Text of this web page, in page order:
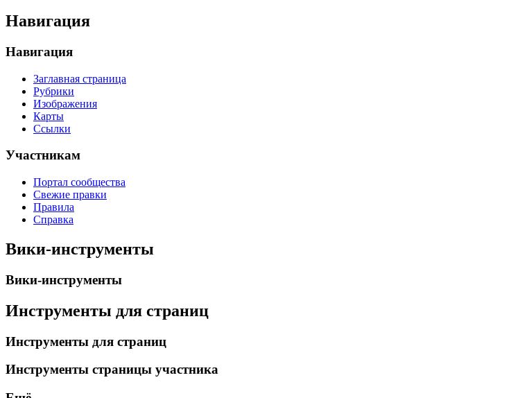
Навигация
Навигация
Заглавная страница
Рубрики
Изображения
Карты
Ссылки
Участникам
Портал сообщества
Свежие правки
Правила
Справка
Вики-инструменты
Вики-инструменты
Инструменты для страниц
Инструменты для страниц
Инструменты страницы участника